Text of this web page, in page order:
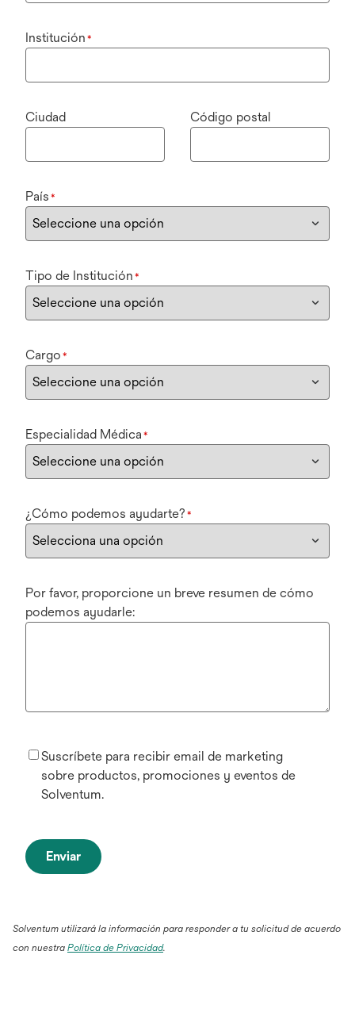
Institución *
Ciudad Código postal
País *
Tipo de Institución *
Cargo *
Especialidad Médica *
¿Cómo podemos ayudarte? *
Por favor, proporcione un breve resumen de cómo
podemos ayudarle:
Suscríbete para recibir email de marketing
sobre productos, promociones y eventos de
Solventum.
Enviar
Solventum utilizará la información para responder a tu solicitud de acuerdo
con nuestra Política de Privacidad.